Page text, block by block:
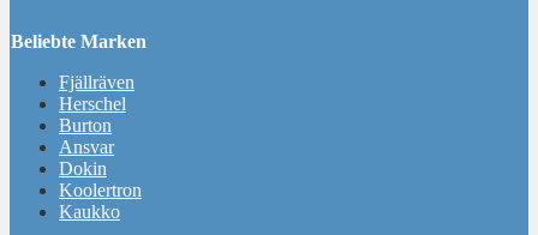
Beliebte Marken
Fjällräven
Herschel
Burton
Ansvar
Dokin
Koolertron
Kaukko